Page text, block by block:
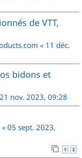
de VTT,
« 11 déc.
bidons et
21 nov. 2023, 09:28
« 05 sept. 2023,
1 2